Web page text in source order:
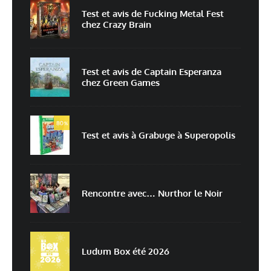
Enregistrer mon nom, mon e-mail et mon site dans le navigateur pour
Prévenez-moi de tous les nouveaux commentaires par e-mail.
Test et avis de Fucking Metal Fest
chez Crazy Brain
Test et avis de Captain Esperanza
chez Green Games
80%
Test et avis à Grabuge à Superopolis
Rencontre avec… Nurthor le Noir
Ludum Box été 2026